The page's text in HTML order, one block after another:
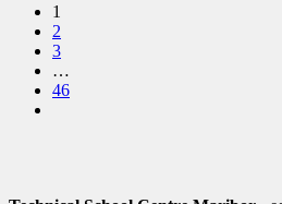
1
2
3
…
46